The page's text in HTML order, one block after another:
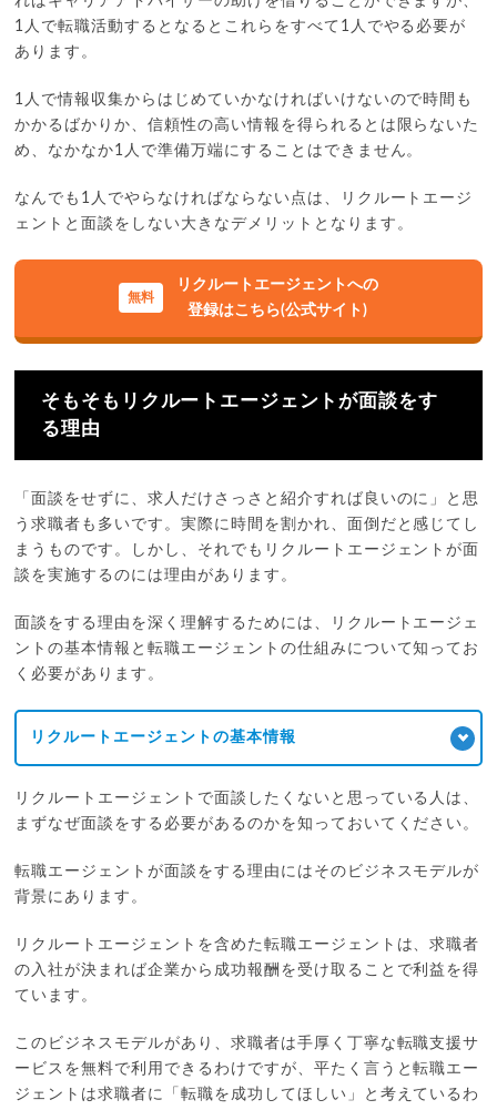
1人で転職活動するとなるとこれらをすべて1人でやる必要が
あります。
1人で情報収集からはじめていかなければいけないので時間も
かかるばかりか、信頼性の高い情報を得られるとは限らないた
め、なかなか1人で準備万端にすることはできません。
なんでも1人でやらなければならない点は、リクルートエージ
ェントと面談をしない大きなデメリットとなります。
リクルートエージェントへの
登録はこちら(公式サイト)
そもそもリクルートエージェントが面談をす
る理由
「面談をせずに、求人だけさっさと紹介すれば良いのに」と思
う求職者も多いです。実際に時間を割かれ、面倒だと感じてし
まうものです。しかし、それでもリクルートエージェントが面
談を実施するのには理由があります。
面談をする理由を深く理解するためには、リクルートエージェ
ントの基本情報と転職エージェントの仕組みについて知ってお
く必要があります。
リクルートエージェントの基本情報
リクルートエージェントで面談したくないと思っている人は、
まずなぜ面談をする必要があるのかを知っておいてください。
転職エージェントが面談をする理由にはそのビジネスモデルが
背景にあります。
リクルートエージェントを含めた転職エージェントは、求職者
の入社が決まれば企業から成功報酬を受け取ることで利益を得
ています。
このビジネスモデルがあり、求職者は手厚く丁寧な転職支援サ
ービスを無料で利用できるわけですが、平たく言うと転職エー
ジェントは求職者に「転職を成功してほしい」と考えているわ